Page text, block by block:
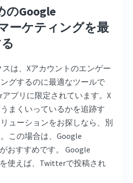
Google
ーケティングを最
は、Xアカウントのエンゲー
グするのに最適なツールで
プリに限定されています。X
まくいっているかを追跡す
ューションをお探しなら、別
この場合は、Google
おすすめです。 Google
使えば、Twitterで投稿され